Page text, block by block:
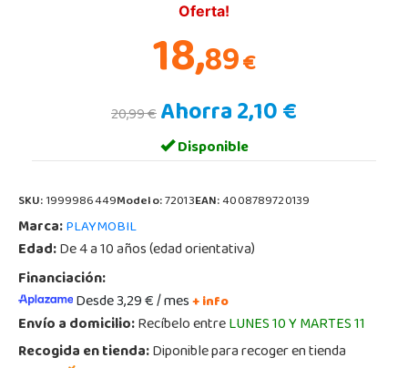
Oferta!
18,89€
20,99 €Ahorra 2,10 €
Disponible
SKU:1999986449Modelo:72013EAN:4008789720139
Marca:PLAYMOBIL
Edad:De 4 a 10 años (edad orientativa)
Financiación:
Desde 3,29 € / mes+ info
Envío a domicilio:Recíbelo entreLUNES 10 Y MARTES 11
Recogida en tienda:Diponible para recoger en tienda